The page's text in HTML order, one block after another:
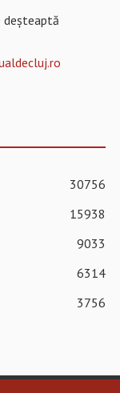
deșteaptă
30756
15938
9033
6314
3756